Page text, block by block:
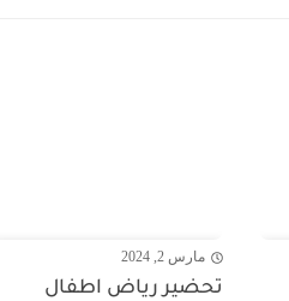
مارس 2, 2024
تحضير رياض اطفال